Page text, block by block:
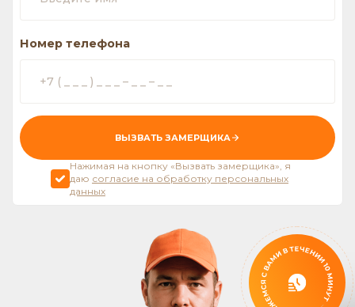
Номер телефона
ВЫЗВАТЬ ЗАМЕРЩИКА
Нажимая на кнопку «Вызвать замерщика», я
даю согласие на обработку персональных
данных